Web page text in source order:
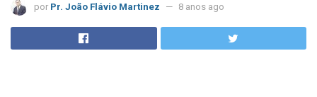
por Pr. João Flávio Martinez 8 anos ago